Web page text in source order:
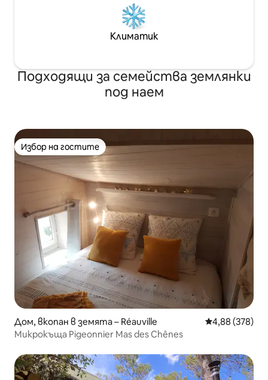
Климатик
Подходящи за семейства землянки
под наем
Избор на гостите
Избор на гостите
Дом, вкопан в земята – Réauville Средна
4,88 (378)
Микрокъща Pigeonnier Mas des Chênes